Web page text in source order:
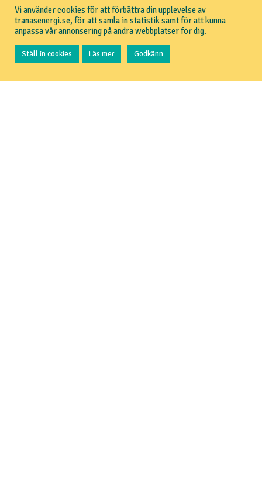
Vi använder cookies för att förbättra din upplevelse av
tranasenergi.se, för att samla in statistik samt för att kunna
anpassa vår annonsering på andra webbplatser för dig.
Ställ in cookies Läs mer Godkänn